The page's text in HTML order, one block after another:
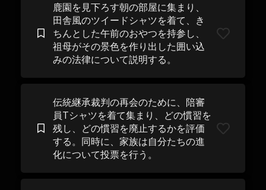
鹿園を見下ろす朝の部屋に集まり、
田舎風のツイードシャツを着て、き
ちんとした午前のおやつを持参し、
祖母がその景色を作り出した囲い込
みの法律について説明する。
伝統継承裁判の再会のために、陪審
員Tシャツを着て集まり、どの慣習を
残し、どの慣習を廃止するかを評価
する。同時に、家族は自分たちの進
化について投票を行う。